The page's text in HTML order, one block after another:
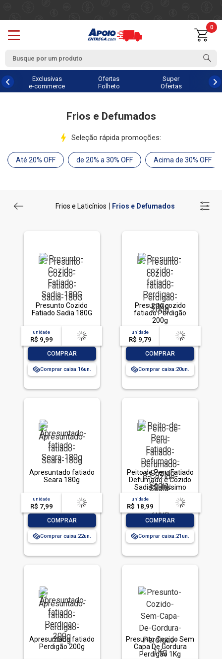
0
Exclusivas
e-commerce
Ofertas
Folheto
Super
Ofertas
Frios e Defumados
Seleção rápida promoções:
Até 20% OFF de 20% a 30% OFF Acima de 30% OFF
Frios e Laticínios Frios e Defumados
Presunto Cozido
Fatiado Sadia 180G
unidade
R$ 9,99
acima de
-- --,--un.
COMPRAR
Comprar caixa:16
Presunto cozido
fatiado Perdigão
200g
unidade
R$ 9,79
acima de
-- --,--un.
COMPRAR
Comprar caixa:20
Apresuntado fatiado
Seara 180g
unidade
R$ 7,99
acima de
-- --,--un.
COMPRAR
Comprar caixa:22
Peito de Peru Fatiado
Defumado e Cozido
Sadia Soltíssimo
200g
unidade
R$ 18,99
acima de
-- --,--un.
COMPRAR
Comprar caixa:21
Apresuntado fatiado
Perdigão 200g
Presunto Cozido Sem
Capa De Gordura
Perdigão 1Kg